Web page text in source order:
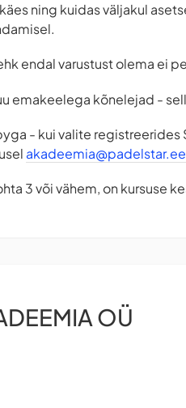
ning kuidas väljakul
endal varustust olema ei
emakeelega kõnelejad -
- kui valite
akadeemia@padelstar.ee
3 või vähem, on kursuse
OÜ